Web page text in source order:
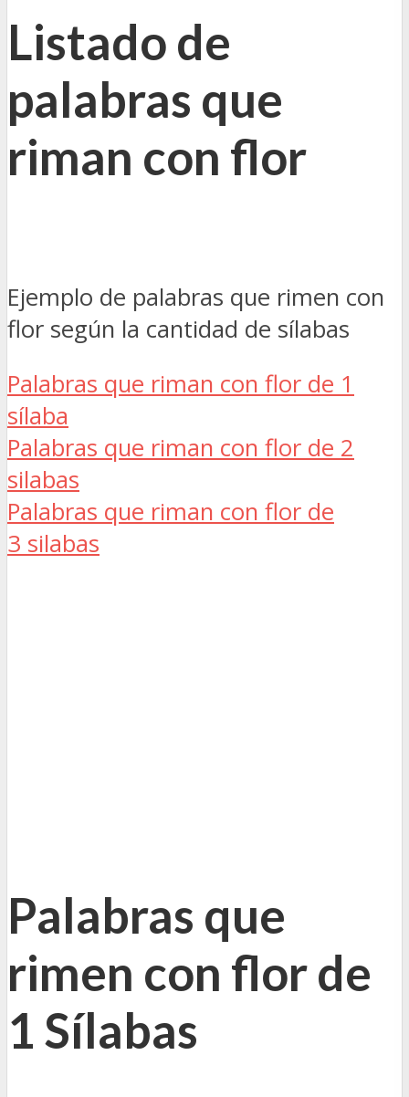
Listado de
palabras que
riman con flor
Ejemplo de palabras que rimen con
flor según la cantidad de sílabas
Palabras que riman con flor de 1
sílaba
Palabras que riman con flor de 2
silabas
Palabras que riman con flor de
3 silabas
Palabras que
rimen con flor de
1 Sílabas